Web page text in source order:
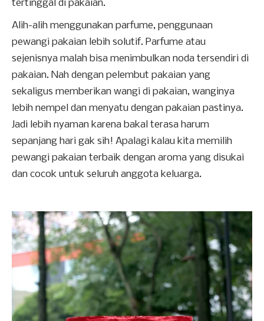
tertinggal di pakaian.
Alih-alih menggunakan parfume, penggunaan
pewangi pakaian lebih solutif. Parfume atau
sejenisnya malah bisa menimbulkan noda tersendiri di
pakaian. Nah dengan pelembut pakaian yang
sekaligus memberikan wangi di pakaian, wanginya
lebih nempel dan menyatu dengan pakaian pastinya.
Jadi lebih nyaman karena bakal terasa harum
sepanjang hari gak sih! Apalagi kalau kita memilih
pewangi pakaian terbaik dengan aroma yang disukai
dan cocok untuk seluruh anggota keluarga.